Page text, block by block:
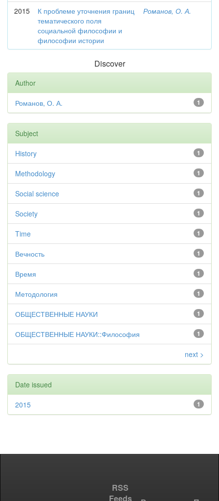
2015
К проблеме уточнения границ
тематического поля
социальной философии и
философии истории
Романов, О. А.
Discover
Author
1
Романов, О. А.
Subject
1
History
1
Methodology
1
Social science
1
Society
1
Time
1
Вечность
1
Время
1
Методология
1
ОБЩЕСТВЕННЫЕ НАУКИ
1
ОБЩЕСТВЕННЫЕ НАУКИ::Философия
next >
Date issued
1
2015
RSS
Feeds